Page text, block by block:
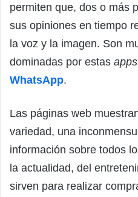
permiten que, dos o más
sus opiniones en tiempo
la voz y la imagen. Son
dominadas por estas apps
WhatsApp.
Las páginas web
variedad, una
información sobre todos
la actualidad, del
sirven para realizar